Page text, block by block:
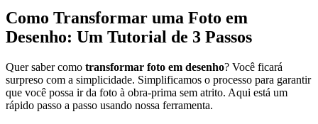
Como Transformar uma Foto em
Desenho: Um Tutorial de 3 Passos
Quer saber como transformar foto em desenho? Você ficará
surpreso com a simplicidade. Simplificamos o processo para garantir
que você possa ir da foto à obra-prima sem atrito. Aqui está um
rápido passo a passo usando nossa ferramenta.